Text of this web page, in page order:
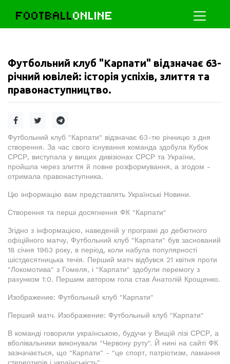
FOOTBALLONLINE
Футбольний клуб "Карпати" відзначає 63-
річний ювілей: історія успіхів, злиття та
правонаступництво.
Футбольний клуб "Карпати" відзначає 63-тю річницю з дня
створення. За час свого існування команда здобула Кубок
СРСР, виступала у вищих дивізіонах СРСР та України,
пройшла через злиття й повне розформування, а згодом -
отримала правонаступника.
Цю інформацію вам представлять Українські Новини.
Створення та перші досягнення ФК "Карпати"
Згідно з інформацією, наведеній у програмі до дебютного
офіційного матчу, Футбольний клуб "Карпати" був заснований
18 січня 1963 року, в період, коли набула популярності
шістдесятницька течія. Перший матч відбувся 21 квітня проти
"Локомотива" з Гомеля, і "Карпати" здобули перемогу з
рахунком 1:0. Першим автором гола став Анатолій Крощенко.
Изображение: Футбольный клуб "Карпати"
Перший матч. Изображение: Футбольный клуб "Карпати"
В команді говорили українською, будучи у Вищій лізі СРСР, а
вболівальники виконували "Червону руту". Й нині на сайті ФК
зазначається, що "Карпати" - "це спорт, патріотизм, ламання